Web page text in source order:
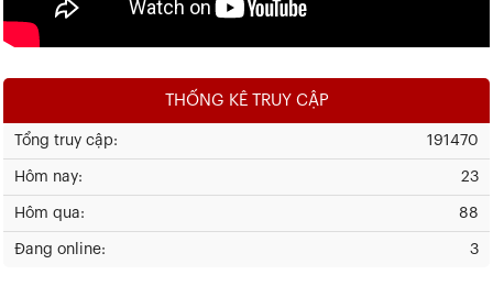
THỐNG KÊ TRUY CẬP
191470
Tổng truy cập:
23
Hôm nay:
88
Hôm qua:
3
Đang online: